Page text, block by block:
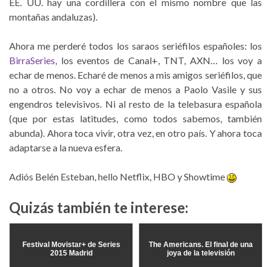
montañas andaluzas).
Ahora me perderé todos los saraos seriéfilos españoles: los
BirraSeries , los eventos de Canal+, TNT, AXN… los voy a
echar de menos. Echaré de menos a mis amigos seriéfilos, que
no a otros. No voy a echar de menos a Paolo Vasile y sus
engendros televisivos. Ni al resto de la telebasura española
(que por estas latitudes, como todos sabemos, también
abunda). Ahora toca vivir, otra vez, en otro país. Y ahora toca
adaptarse a la nueva esfera.
Adiós Belén Esteban, hello Netflix, HBO y Showtime
Quizás también te interese:
Festival Movistar+ de Series
2015 Madrid
The Americans. El final de una
joya de la televisión